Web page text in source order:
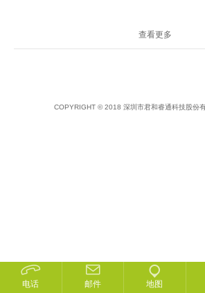
查看更多
COPYRIGHT © 2018 深圳市君和睿通科技股份
电话 邮件 地图